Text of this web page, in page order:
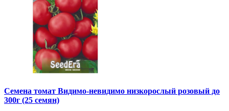
Семена томат Видимо-невидимо низкорослый розовый до
300г (25 семян)